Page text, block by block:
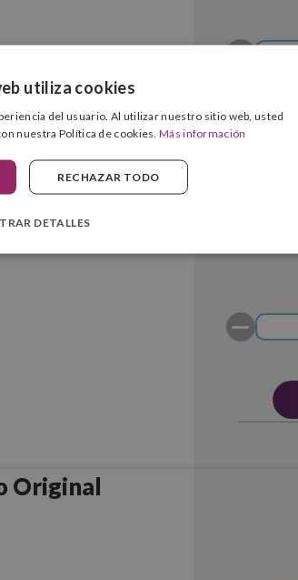
Original
utiliza cookies
del usuario. Al utilizar nuestro sitio web, usted
nuestra Política de cookies.Más información
RECHAZAR TODO
DETALLES